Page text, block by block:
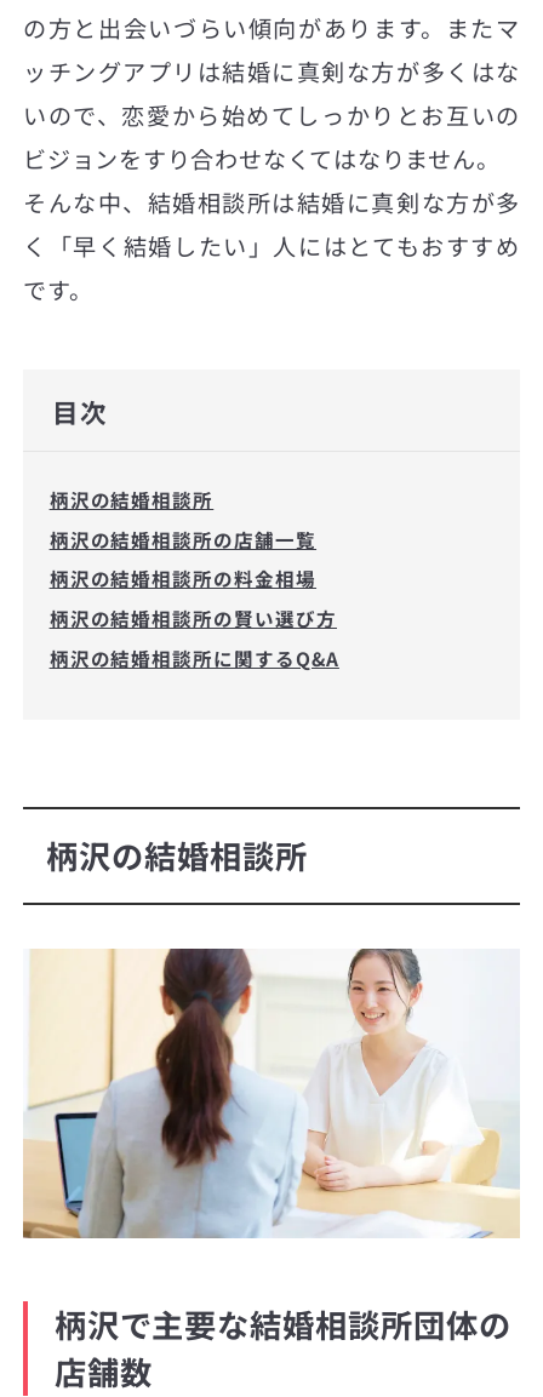
の方と出会いづらい傾向があります。またマ
ッチングアプリは結婚に真剣な方が多くはな
いので、恋愛から始めてしっかりとお互いの
ビジョンをすり合わせなくてはなりません。
そんな中、結婚相談所は結婚に真剣な方が多
く「早く結婚したい」人にはとてもおすすめ
です。
目次
柄沢の結婚相談所
柄沢の結婚相談所の店舗一覧
柄沢の結婚相談所の料金相場
柄沢の結婚相談所の賢い選び方
柄沢の結婚相談所に関するQ&A
柄沢の結婚相談所
柄沢で主要な結婚相談所団体の
店舗数